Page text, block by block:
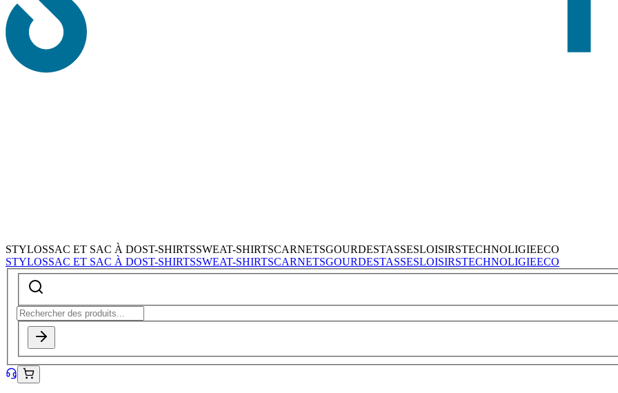
STYLOSSAC ET SAC À DOST-SHIRTSSWEAT-SHIRTSCARNETSGOURDESTASSESLOISIRSTECHNOLIGIEECO
STYLOSSAC ET SAC À DOST-SHIRTSSWEAT-SHIRTSCARNETSGOURDESTASSESLOISIRSTECHNOLIGIEECO